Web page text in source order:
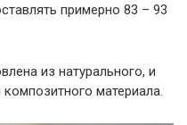
примерно 83 – 93
из натурального, и
материала.